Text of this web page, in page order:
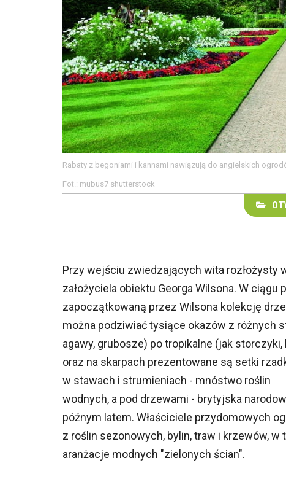
Rabaty z begoniami i kannami nawiązują do angielskich
Fot.: mubus7 shutterstock
Przy wejściu zwiedzających wita rozłożysty
założyciela obiektu Georga Wilsona. W
zapoczątkowaną przez Wilsona kolekcję
można podziwiać tysiące okazów z różnych
agawy, grubosze) po tropikalne (jak
oraz na skarpach prezentowane są setki
w stawach i strumieniach - mnóstwo roślin
wodnych, a pod drzewami - brytyjska
późnym latem. Właściciele przydomowych
z roślin sezonowych, bylin, traw i krzewów,
aranżacje modnych "zielonych ścian".